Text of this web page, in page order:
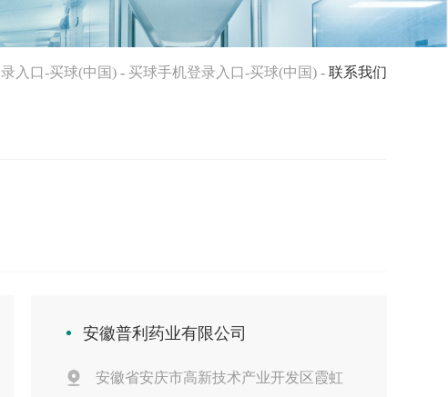
入口-买球(中国)- 买球手机登录入口-买球(中国) - 联系我们
安徽普利药业有限公司
安徽省安庆市高新技术产业开发区霞虹